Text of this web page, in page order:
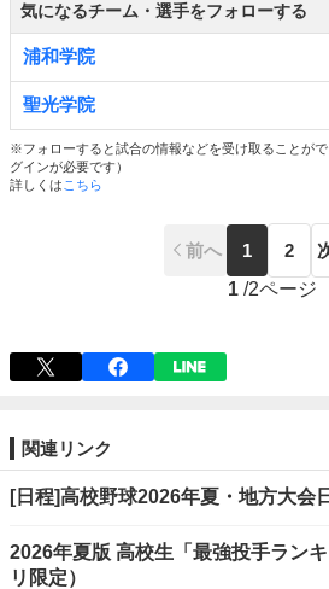
気になるチーム・選手をフォローする
浦和学院
聖光学院
※フォローすると試合の情報などを受け取ることがで
グインが必要です）
詳しくは こちら
前へ 1 2
1 /2ページ
関連リンク
[日程]高校野球2026年夏・地方大会
2026年夏版 高校生「最強投手ラン
リ限定）